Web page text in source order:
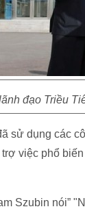
đạo Triều
sử dụng các
việc phổ
Szubin nói”